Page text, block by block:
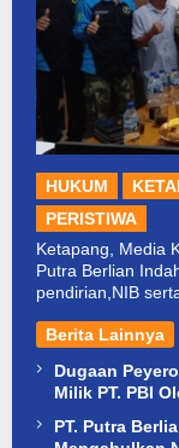
HUKUM
PERISTIWA
Ketapang, Media
Putra Berlian
pendirian,NIB
Berita Lainnya
Dugaan
Milik PT. PBI
PT. Putra